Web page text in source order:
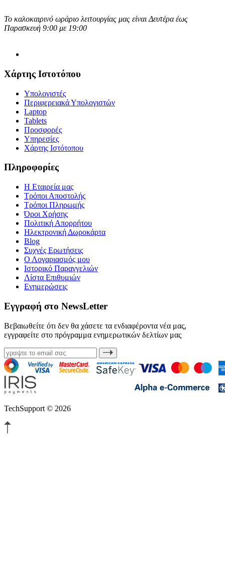
Το καλοκαιρινό ωράριο λειτουργίας μας είναι Δευτέρα έως
Παρασκευή 9:00 με 19:00
Χάρτης Ιστοτόπου
Υπολογιστές
Περιφερειακά Υπολογιστών
Laptop
Tablets
Προσφορές
Υπηρεσίες
Χάρτης Ιστότοπου
Πληροφορίες
Η Εταιρεία μας
Τρόποι Αποστολής
Τρόποι Πληρωμής
Όροι Χρήσης
Πολιτική Απορρήτου
Ηλεκτρονική Δωροκάρτα
Blog
Συχνές Ερωτήσεις
Ο Λογαριασμός μου
Ιστορικό Παραγγελιών
Λίστα Επιθυμιών
Ενημερώσεις
Εγγραφή στο NewsLetter
Βεβαιωθείτε ότι δεν θα χάσετε τα ενδιαφέροντα νέα μας,
εγγραφείτε στο πρόγραμμα ενημερωτικών δελτίων μας
TechSupport © 2026